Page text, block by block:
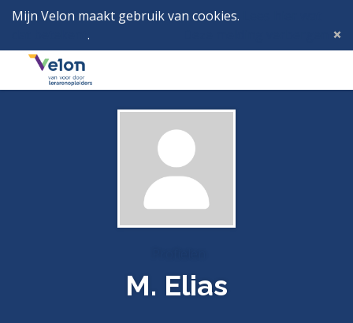
Mijn Velon maakt gebruik van cookies.
.
Menu
M. Elias